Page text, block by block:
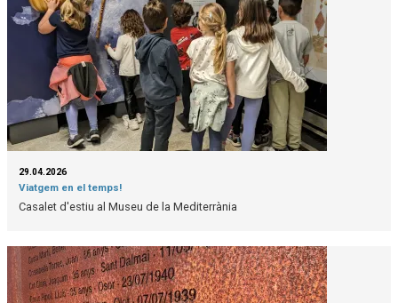
29.04.2026
Viatgem en el temps!
Casalet d'estiu al Museu de la Mediterrània